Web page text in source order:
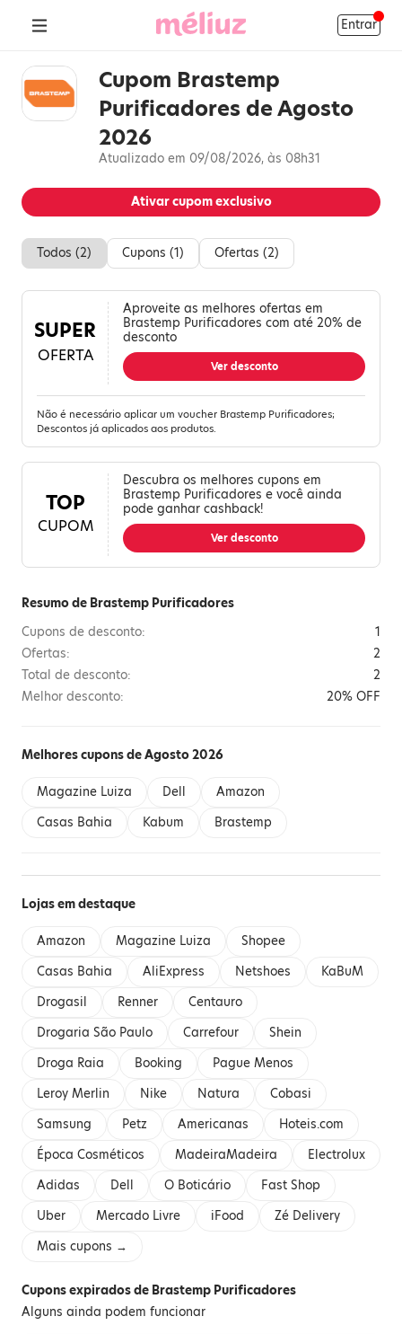
Entrar
Cupom Brastemp
Purificadores de Agosto
2026
Atualizado em 09/08/2026, às 08h31
Ativar cupom exclusivo
Todos (2) Cupons (1) Ofertas (2)
SUPER
OFERTA
Aproveite as melhores ofertas em
Brastemp Purificadores com até 20% de
desconto
Ver desconto
Não é necessário aplicar um voucher Brastemp Purificadores;
Descontos já aplicados aos produtos.
TOP
CUPOM
Descubra os melhores cupons em
Brastemp Purificadores e você ainda
pode ganhar cashback!
Ver desconto
Resumo de Brastemp Purificadores
Cupons de desconto:
1
Ofertas:
2
Total de desconto:
2
Melhor desconto:
20% OFF
Melhores cupons de Agosto 2026
Magazine Luiza Dell
Amazon
Casas Bahia
Kabum Brastemp
Lojas em destaque
Amazon Magazine Luiza
Shopee
Casas Bahia
AliExpress Netshoes
KaBuM
Drogasil
Renner
Centauro
Drogaria São Paulo
Carrefour
Shein
Droga Raia
Booking
Pague Menos
Leroy Merlin
Nike Natura
Cobasi
Samsung
Petz Americanas
Hoteis.com
Época Cosméticos
MadeiraMadeira
Electrolux
Adidas
Dell O Boticário
Fast Shop
Uber
Mercado Livre iFood
Zé Delivery
Mais cupons →
Cupons expirados de Brastemp Purificadores
Alguns ainda podem funcionar